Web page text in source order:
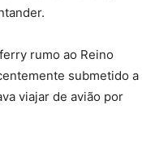
rumo ao Reino
submetido a
viajar de avião por